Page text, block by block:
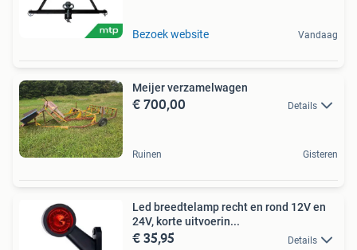
Bezoek website Vandaag
Meijer verzamelwagen
€ 700,00 Details
Ruinen Gisteren
Led breedtelamp recht en rond 12V en
24V, korte uitvoerin...
€ 35,95 Details